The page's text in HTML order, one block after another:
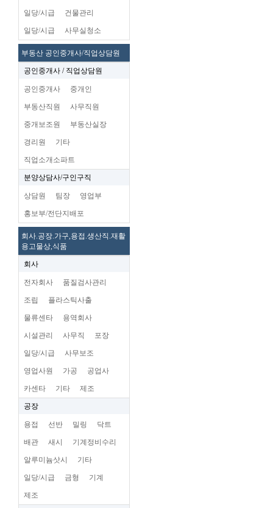
일당/시급 건물관리
일당/시급 사무실청소
부동산 공인중개사/직업상담원
공인중개사 / 직업상담원
공인중개사 중개인
부동산직원 사무직원
중개보조원 부동산실장
경리원 기타
직업소개소파트
분양상담사/구인구직
상담원 팀장 영업부
홍보부/전단지배포
회사.공장.가구,용접.생산직.재활
용고물상,식품
회사
전자회사 품질검사관리
조립 플라스틱사출
물류센타 용역회사
시설관리 사무직 포장
일당/시급 사무보조
영업사원 가공 공업사
카센타 기타 제조
공장
용접 선반 밀링 닥트
배관 새시 기계정비수리
알루미늄삿시 기타
일당/시급 금형 기계
제조